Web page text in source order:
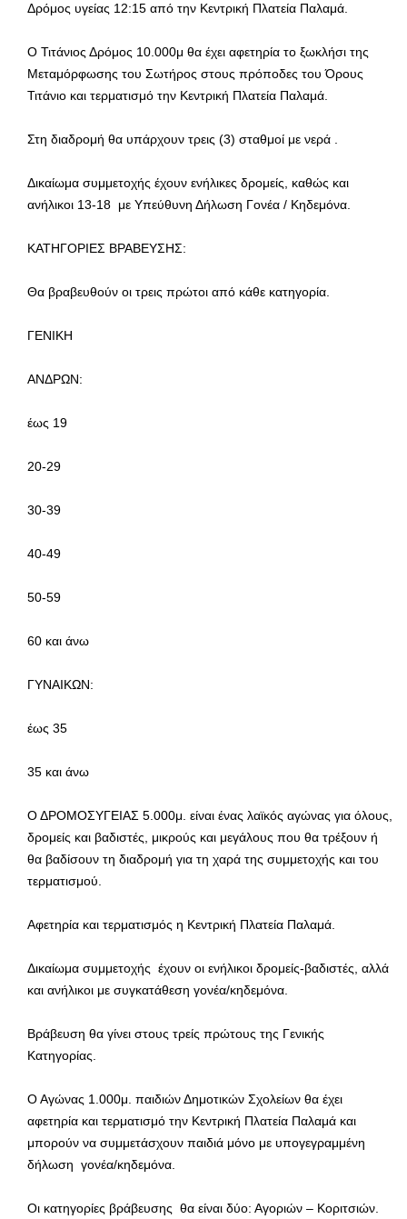
Δρόμος υγείας 12:15 από την Κεντρική Πλατεία Παλαμά.
Ο Τιτάνιος Δρόμος 10.000μ θα έχει αφετηρία το ξωκλήσι της
Μεταμόρφωσης του Σωτήρος στους πρόποδες του Όρους
Τιτάνιο και τερματισμό την Κεντρική Πλατεία Παλαμά.
Στη διαδρομή θα υπάρχουν τρεις (3) σταθμοί με νερά .
Δικαίωμα συμμετοχής έχουν ενήλικες δρομείς, καθώς και
ανήλικοι 13-18 με Υπεύθυνη Δήλωση Γονέα / Κηδεμόνα.
ΚΑΤΗΓΟΡΙΕΣ ΒΡΑΒΕΥΣΗΣ:
Θα βραβευθούν οι τρεις πρώτοι από κάθε κατηγορία.
ΓΕΝΙΚΗ
ΑΝΔΡΩΝ:
έως 19
20-29
30-39
40-49
50-59
60 και άνω
ΓΥΝΑΙΚΩΝ:
έως 35
35 και άνω
Ο ΔΡΟΜΟΣΥΓΕΙΑΣ 5.000μ. είναι ένας λαϊκός αγώνας για όλους,
δρομείς και βαδιστές, μικρούς και μεγάλους που θα τρέξουν ή
θα βαδίσουν τη διαδρομή για τη χαρά της συμμετοχής και του
τερματισμού.
Αφετηρία και τερματισμός η Κεντρική Πλατεία Παλαμά.
Δικαίωμα συμμετοχής έχουν οι ενήλικοι δρομείς-βαδιστές, αλλά
και ανήλικοι με συγκατάθεση γονέα/κηδεμόνα.
Βράβευση θα γίνει στους τρείς πρώτους της Γενικής
Κατηγορίας.
Ο Αγώνας 1.000μ. παιδιών Δημοτικών Σχολείων θα έχει
αφετηρία και τερματισμό την Κεντρική Πλατεία Παλαμά και
μπορούν να συμμετάσχουν παιδιά μόνο με υπογεγραμμένη
δήλωση γονέα/κηδεμόνα.
Οι κατηγορίες βράβευσης θα είναι δύο: Αγοριών – Κοριτσιών.